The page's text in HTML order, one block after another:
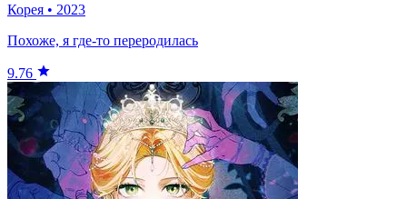
Корея • 2023
Похоже, я где-то переродилась
9.76